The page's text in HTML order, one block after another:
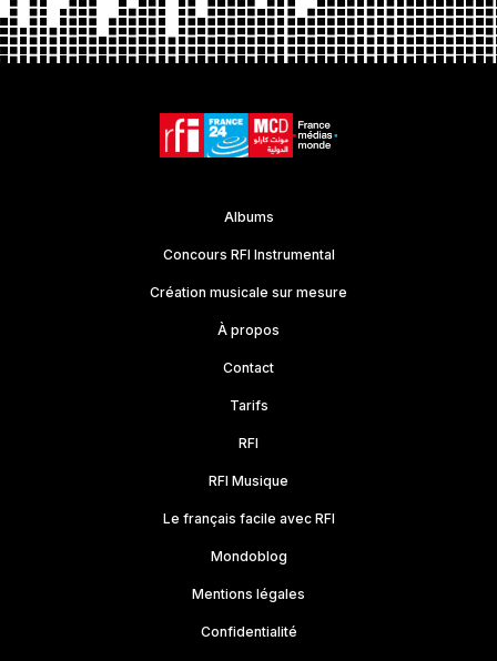
Investigatif Mécanique Motivation Palpitant
Tendu Tension Revigorant Arpégiateur Rythme
mineurAlbums
Concours RFI Instrumental
Création musicale sur mesure
À propos
Contact
Tarifs
RFI
RFI Musique
Le français facile avec RFI
Mondoblog
Mentions légales
Confidentialité